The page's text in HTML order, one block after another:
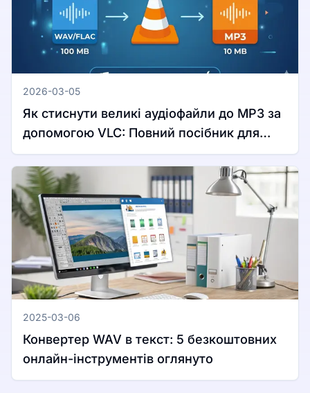
2026-03-05
Як стиснути великі аудіофайли до MP3 за
допомогою VLC: Повний посібник для
Windows та Mac
2025-03-06
Конвертер WAV в текст: 5 безкоштовних
онлайн-інструментів оглянуто